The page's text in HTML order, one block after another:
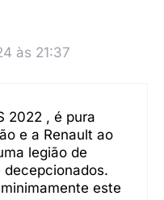
às 21:37
2022 , é pura
e a Renault ao
legião de
este